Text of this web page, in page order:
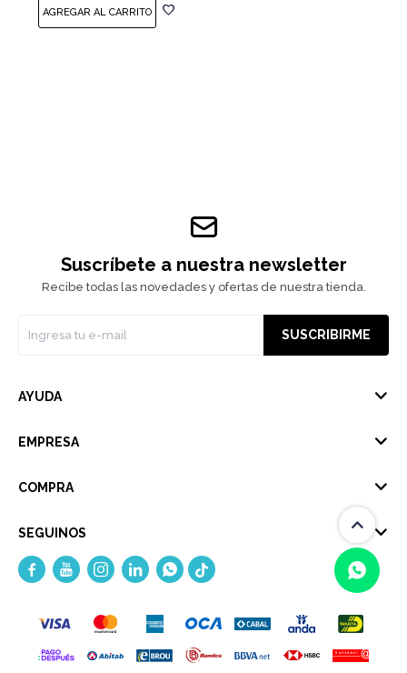
(0/4)
Suscríbete a nuestra newsletter
Recibe todas las novedades y ofertas de nuestra tienda.
SUSCRIBIRME
AYUDA
EMPRESA
COMPRA
SEGUINOS
    